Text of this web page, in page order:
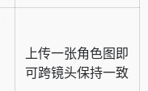
上传一张角色图即
可跨镜头保持一致